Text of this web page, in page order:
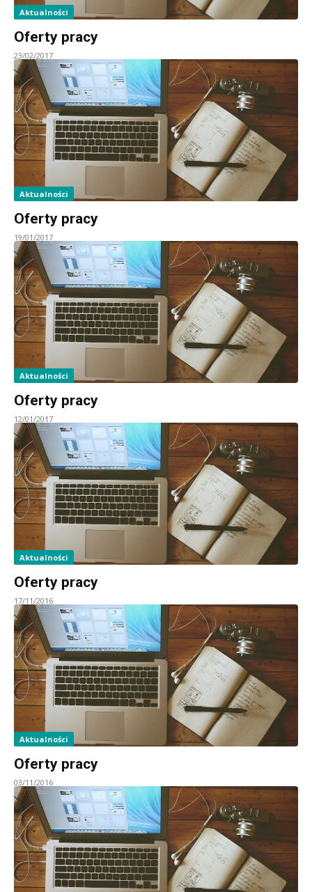
Aktualności
Oferty pracy
23/02/2017
Aktualności
Oferty pracy
19/01/2017
Aktualności
Oferty pracy
12/01/2017
Aktualności
Oferty pracy
17/11/2016
Aktualności
Oferty pracy
03/11/2016